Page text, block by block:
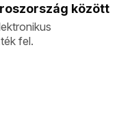
között
fel.